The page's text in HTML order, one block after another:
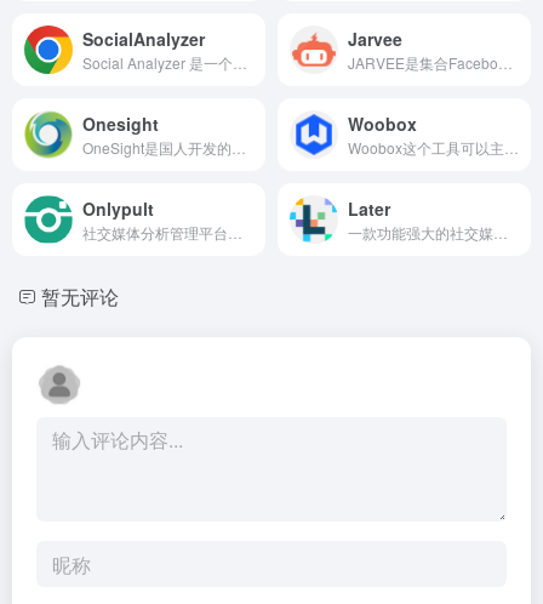
SocialAnalyzer Jarvee
Onesight Woobox
Onlypult Later
暂无评论